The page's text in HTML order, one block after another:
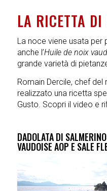
LA RICETTA
La noce viene usata per
anche l’Huile de noix
grande varietà di
Romain Dercile, chef del
realizzato una ricetta
Gusto. Scopri il video e
DADOLATA DI
VAUDOISE AOP E SALE